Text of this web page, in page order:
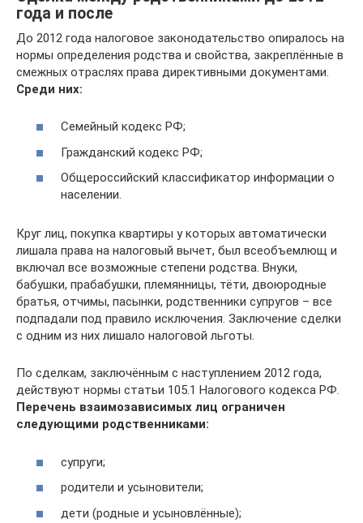
года и после
До 2012 года налоговое законодательство опиралось на
нормы определения родства и свойства, закреплённые в
смежных отраслях права директивными документами.
Среди них:
Семейный кодекс РФ;
Гражданский кодекс РФ;
Общероссийский классификатор информации о
населении.
Круг лиц, покупка квартиры у которых автоматически
лишала права на налоговый вычет, был всеобъемлющ и
включал все возможные степени родства. Внуки,
бабушки, прабабушки, племянницы, тёти, двоюродные
братья, отчимы, пасынки, родственники супругов – все
подпадали под правило исключения. Заключение сделки
с одним из них лишало налоговой льготы.
По сделкам, заключённым с наступлением 2012 года,
действуют нормы статьи 105.1 Налогового кодекса РФ.
Перечень взаимозависимых лиц ограничен
следующими родственниками:
супруги;
родители и усыновители;
дети (родные и усыновлённые);